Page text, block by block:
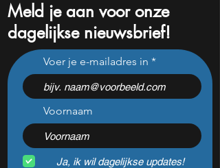
Dit mega aandeel krijgt
een zeldzaam
verkoopadvies
Meld je aan voor onze
dagelijkse nieuwsbrief!
Voer je e-mailadres in
Voornaam
Ja, ik wil dagelijkse updates!